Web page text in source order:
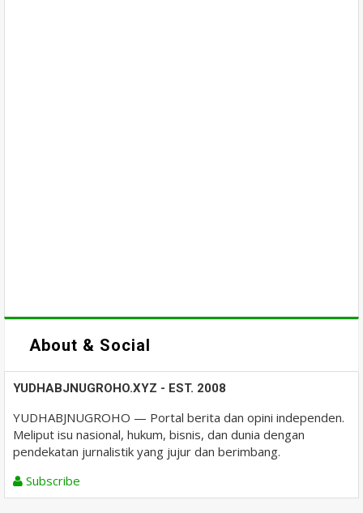
About & Social
YUDHABJNUGROHO.XYZ - EST. 2008
YUDHABJNUGROHO — Portal berita dan opini independen.
Meliput isu nasional, hukum, bisnis, dan dunia dengan
pendekatan jurnalistik yang jujur dan berimbang.
Subscribe